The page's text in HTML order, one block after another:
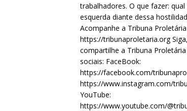
trabalhadores. O que fazer:
esquerda diante dessa
Acompanhe a Tribuna
https://tribunaproletaria.org
compartilhe a Tribuna
sociais: FaceBook:
https://facebook.com/
https://www.instagram.com/
YouTube:
https://www.youtube.com/